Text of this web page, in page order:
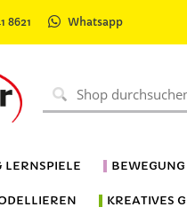
8621 Whatsapp
LERNSPIELE
KREATIVES